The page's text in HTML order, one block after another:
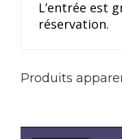
L’entrée est
réservation.
Produits